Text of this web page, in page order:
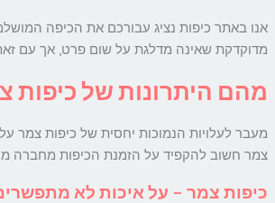
אנו באתר כיפות נציג עבורכם את הכיפה
מדוקדקת שאינה מדלגת על שום פרט, אך עם
מהם היתרונות של כיפות
מעבר לעלויות הנמוכות יחסית של כיפות צמר
צמר חשוב להקפיד על הזמנת הכיפות מחברה
כיפות צמר – על איכות לא